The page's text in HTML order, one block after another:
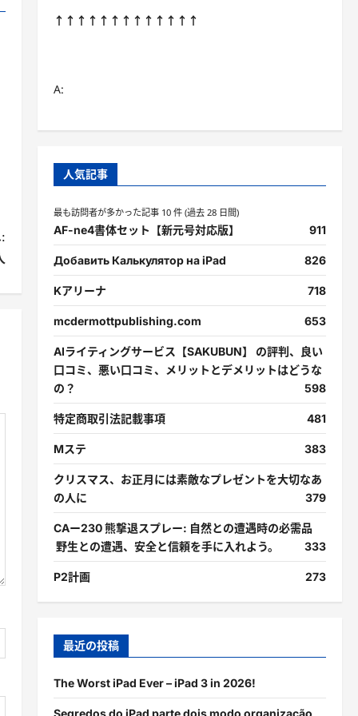
↑↑↑↑↑↑↑↑↑↑↑↑↑
A:
人気記事
最も訪問者が多かった記事 10 件 (過去 28 日間)
AF-ne4書体セット【新元号対応版】 911
Добавить Калькулятор на iPad 826
Kアリーナ 718
mcdermottpublishing.com 653
AIライティングサービス【SAKUBUN】 の評判、良い
口コミ、悪い口コミ、メリットとデメリットはどうな
の？
598
特定商取引法記載事項 481
Mステ 383
クリスマス、お正月には素敵なプレゼントを大切なあ
の人に
379
CAー230 熊撃退スプレー: 自然との遭遇時の必需品
野生との遭遇、安全と信頼を手に入れよう。
333
P2計画 273
最近の投稿
The Worst iPad Ever – iPad 3 in 2026!
Segredos do iPad parte dois modo organização